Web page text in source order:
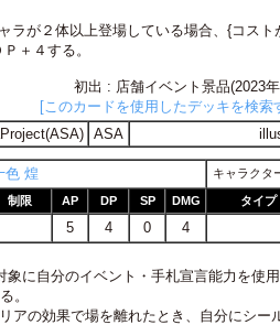
ラが２体以上登場している場合、{コスト
＋４する。
初出 : 店舗イベント景品(2023
[このカードを使用したデッキを検索
ASA
色 煌 キャラクタ
制限 AP DP SP DMG タイプ
5 4 0
4
に自分のイベント・手札宣言能力を使
。
アの効果で場を離れたとき、自分にシー